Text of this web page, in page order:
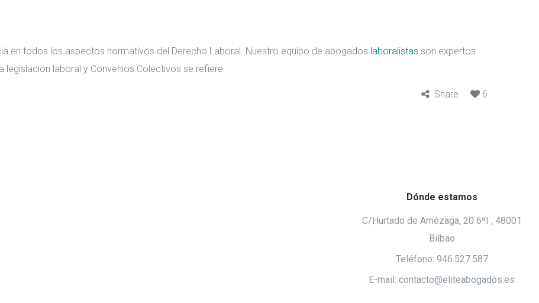
en todos los aspectos normativos del Derecho Laboral. Nuestro equipo de abogados laboralistas son expertos
laboral y Convenios Colectivos se refiere.
Share 6
Dónde estamos
C/Hurtado de Amézaga, 20 6ºI , 48001
Bilbao
Teléfono: 946.527.587
E-mail: contacto@eliteabogados.es